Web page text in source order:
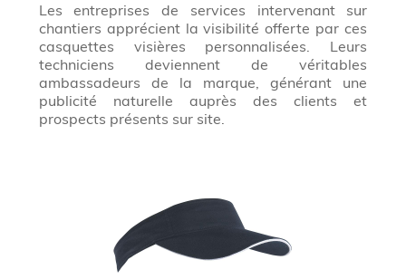
Les entreprises de services intervenant sur
chantiers apprécient la visibilité offerte par ces
casquettes visières personnalisées. Leurs
techniciens deviennent de véritables
ambassadeurs de la marque, générant une
publicité naturelle auprès des clients et
prospects présents sur site.